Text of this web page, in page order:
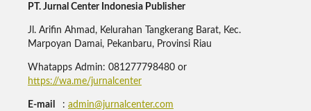
PT. Jurnal Center Indonesia Publisher
Jl. Arifin Ahmad, Kelurahan Tangkerang Barat, Kec.
Marpoyan Damai, Pekanbaru, Provinsi Riau
Whatapps Admin: 081277798480 or
https://wa.me/jurnalcenter
E-mail : admin@jurnalcenter.com